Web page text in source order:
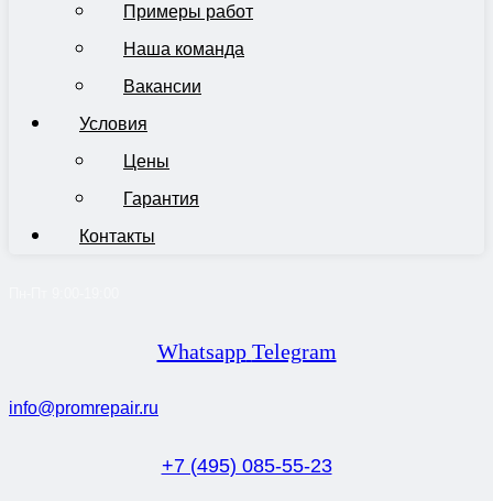
Примеры работ
Наша команда
Вакансии
Условия
Цены
Гарантия
Контакты
Whatsapp Telegram
info@promrepair.ru
+7 (495) 085-55-23